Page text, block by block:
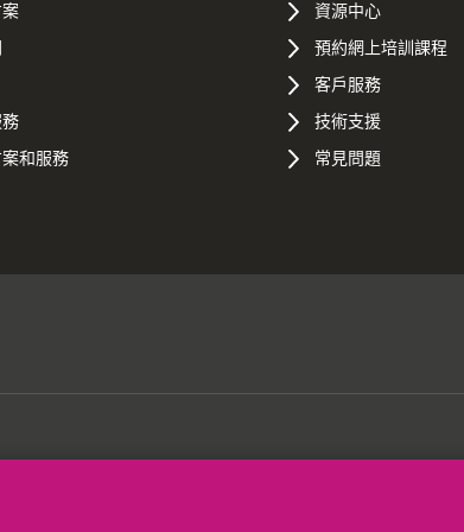
和服務
資源中心
預約網上培訓課程
客戶服務
技術支援
常見問題